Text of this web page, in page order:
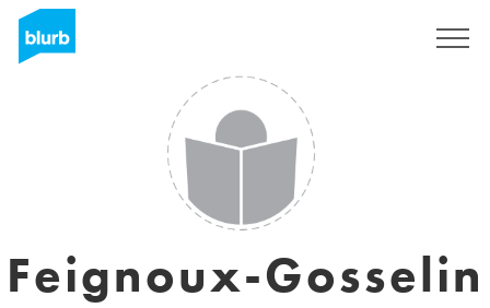
Feignoux-Gosselin